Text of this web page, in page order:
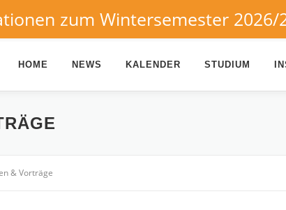
HOME NEWS KALENDER STUDIUM
& Vorträge
zum Wintersemester 2026/